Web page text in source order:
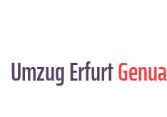
Umzug ErfurtGenua